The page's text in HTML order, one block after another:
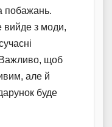
побажань.
вийде з моди,
Важливо, щоб
але й
буде